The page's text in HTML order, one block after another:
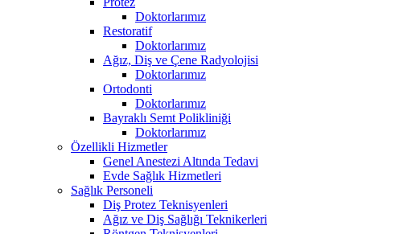
Doktorlarımız
Restoratif
Doktorlarımız
Ağız, Diş ve Çene Radyolojisi
Doktorlarımız
Ortodonti
Doktorlarımız
Bayraklı Semt Polikliniği
Doktorlarımız
Özellikli Hizmetler
Genel Anestezi Altında Tedavi
Evde Sağlık Hizmetleri
Sağlık Personeli
Diş Protez Teknisyenleri
Ağız ve Diş Sağlığı Teknikerleri